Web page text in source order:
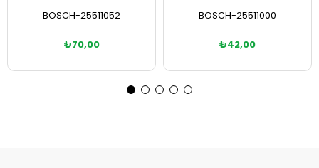
BOSCH-25511052
₺70,00
BOSCH-25511000
₺42,00